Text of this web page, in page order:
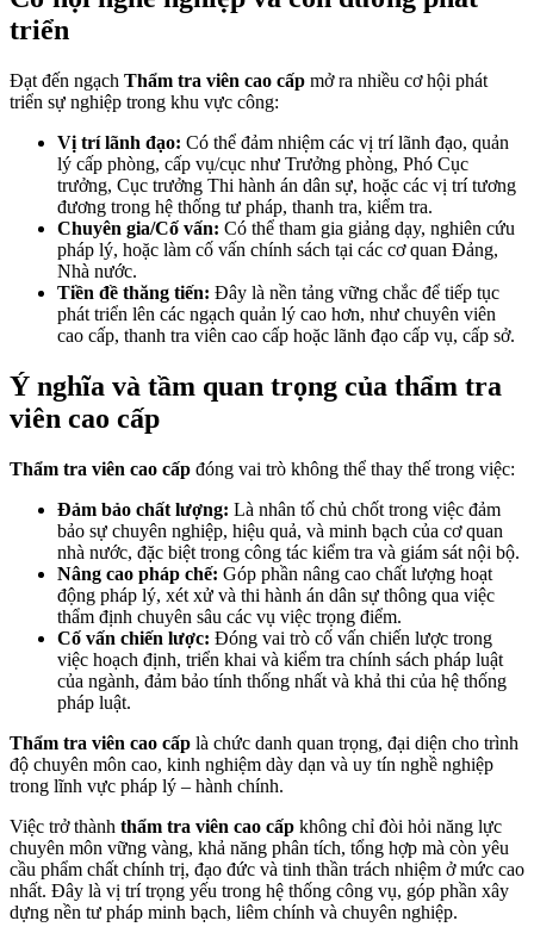
triển
Đạt đến ngạch Thẩm tra viên cao cấp mở ra nhiều cơ hội phát
triển sự nghiệp trong khu vực công:
Vị trí lãnh đạo: Có thể đảm nhiệm các vị trí lãnh đạo, quản
lý cấp phòng, cấp vụ/cục như Trưởng phòng, Phó Cục
trưởng, Cục trưởng Thi hành án dân sự, hoặc các vị trí tương
đương trong hệ thống tư pháp, thanh tra, kiểm tra.
Chuyên gia/Cố vấn: Có thể tham gia giảng dạy, nghiên cứu
pháp lý, hoặc làm cố vấn chính sách tại các cơ quan Đảng,
Nhà nước.
Tiền đề thăng tiến: Đây là nền tảng vững chắc để tiếp tục
phát triển lên các ngạch quản lý cao hơn, như chuyên viên
cao cấp, thanh tra viên cao cấp hoặc lãnh đạo cấp vụ, cấp sở.
Ý nghĩa và tầm quan trọng của thẩm tra
viên cao cấp
Thẩm tra viên cao cấp đóng vai trò không thể thay thế trong việc:
Đảm bảo chất lượng: Là nhân tố chủ chốt trong việc đảm
bảo sự chuyên nghiệp, hiệu quả, và minh bạch của cơ quan
nhà nước, đặc biệt trong công tác kiểm tra và giám sát nội bộ.
Nâng cao pháp chế: Góp phần nâng cao chất lượng hoạt
động pháp lý, xét xử và thi hành án dân sự thông qua việc
thẩm định chuyên sâu các vụ việc trọng điểm.
Cố vấn chiến lược: Đóng vai trò cố vấn chiến lược trong
việc hoạch định, triển khai và kiểm tra chính sách pháp luật
của ngành, đảm bảo tính thống nhất và khả thi của hệ thống
pháp luật.
Thẩm tra viên cao cấp là chức danh quan trọng, đại diện cho trình
độ chuyên môn cao, kinh nghiệm dày dạn và uy tín nghề nghiệp
trong lĩnh vực pháp lý – hành chính.
Việc trở thành thẩm tra viên cao cấp không chỉ đòi hỏi năng lực
chuyên môn vững vàng, khả năng phân tích, tổng hợp mà còn yêu
cầu phẩm chất chính trị, đạo đức và tinh thần trách nhiệm ở mức cao
nhất. Đây là vị trí trọng yếu trong hệ thống công vụ, góp phần xây
dựng nền tư pháp minh bạch, liêm chính và chuyên nghiệp.